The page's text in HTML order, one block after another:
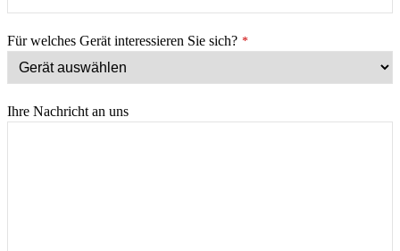
Business
Email *
Für welches Gerät interessieren Sie sich? *
Ihre Nachricht an uns